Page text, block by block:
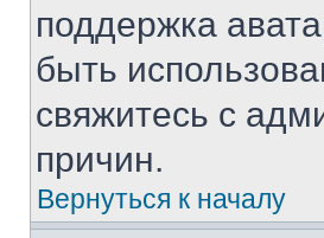
поддержка
быть
свяжитесь с
причин.
Вернуться к началу